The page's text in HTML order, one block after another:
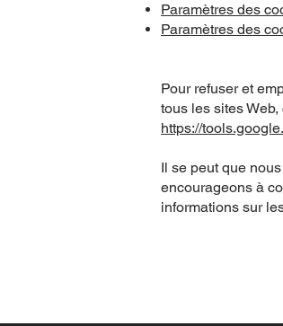
Paramètres des
Paramètres des
Pour refuser et
tous les sites
https://
Il se peut que
encourageons à
informations sur